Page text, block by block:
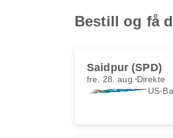
Bestill og få
Saidpur (SPD)
fre. 28. aug. Direkte
US-